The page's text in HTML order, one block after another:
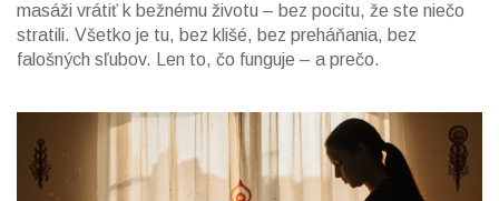
masáži vrátiť k bežnému životu – bez pocitu, že ste niečo
stratili. Všetko je tu, bez klišé, bez preháňania, bez
falošných sľubov. Len to, čo funguje – a prečo.